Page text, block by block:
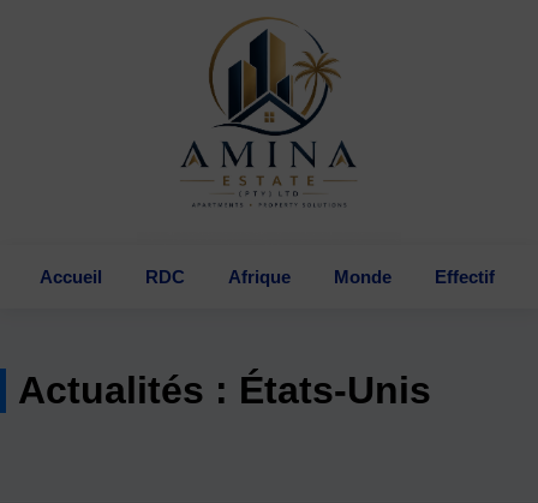
Accueil RDC Afrique Monde Effectif
Actualités : États-Unis